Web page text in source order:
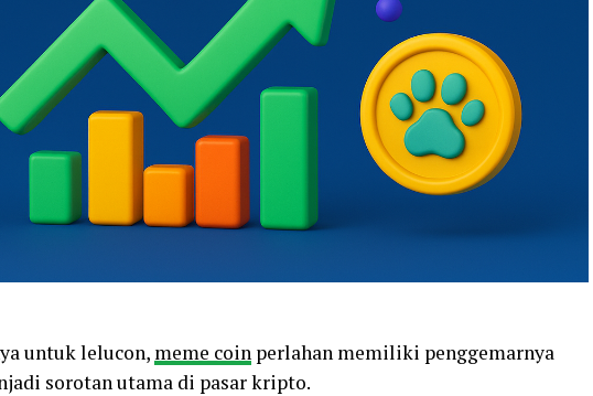
untuk lelucon, meme coin perlahan memiliki penggemarnya
sorotan utama di pasar kripto.